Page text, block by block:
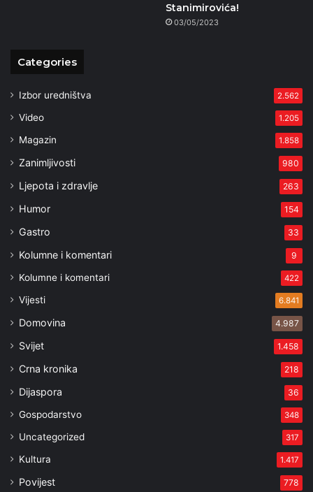
Stanimirovića!
03/05/2023
Categories
Izbor uredništva 2.562
Video 1.205
Magazin 1.858
Zanimljivosti 980
Ljepota i zdravlje 263
Humor 154
Gastro 33
Kolumne i komentari 9
Kolumne i komentari 422
Vijesti 6.841
Domovina 4.987
Svijet 1.458
Crna kronika 218
Dijaspora 36
Gospodarstvo 348
Uncategorized 317
Kultura 1.417
Povijest 778